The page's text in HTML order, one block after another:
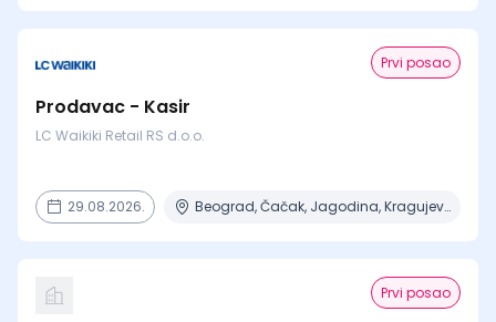
Prvi posao
Prodavac - Kasir
LC Waikiki Retail RS d.o.o.
29.08.2026. Beograd, Čačak, Jagodina, Kragujevac, Kruševac + 15 mesta
Prvi posao